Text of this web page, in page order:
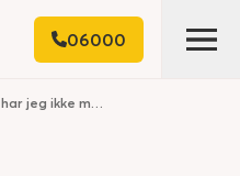
06000
Hvorfor har jeg ikke mottatt medlemsakp faktura?